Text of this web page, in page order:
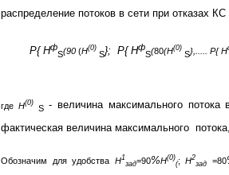
распределение потоков в сети при отказах КС
P{ Hф
S(90 (H(0)
S}; P{ Hф
S(80(H(0)
S},..... P{ H
где H(0)
S- величина максимального потока
фактическая величина максимального
Обозначим для удобства H1
зад=90%H(0)
(;H2
зад =80